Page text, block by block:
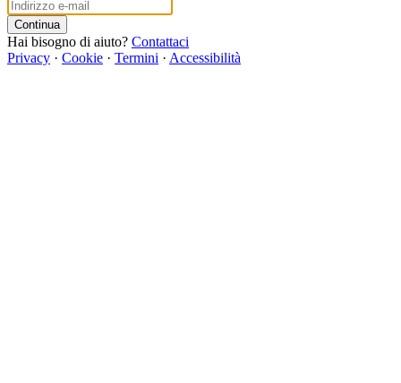
Continua
Hai bisogno di aiuto? Contattaci
Privacy · Cookie · Termini · Accessibilità